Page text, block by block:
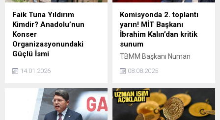
Faik Tuna Yıldırım
Kimdir? Anadolu’nun
Konser
Organizasyonundaki
Güçlü İsmi
Anadolu’da konser
organizasyonu denildiğinde
olan Faik Tuna Yıldırım, 12
yılı aşkın süredir yürüttüğü
organizasyon çalışmalarıyla
14.01.2026
Komisyonda 2. toplantı
yarın! MİT Başkanı
İbrahim Kalın’dan kritik
sunum
TBMM Başkanı Numan
Kurtulmuş başkanlığında
önceki gün gerçekleştirilen
Demokrasi Komisyonunun
ilk toplantısının olumlu bir
havada geçtiği öğrenildi.
08.08.2025